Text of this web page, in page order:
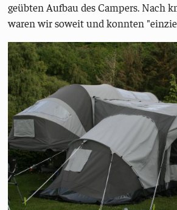
geübten Aufbau des Campers. Nach
waren wir soweit und konnten